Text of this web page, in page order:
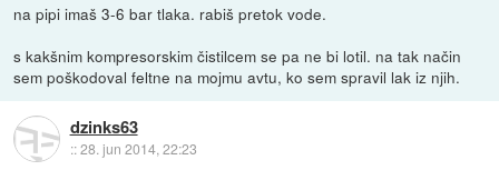
na pipi imaš 3-6 bar tlaka. rabiš pretok vode.
s kakšnim kompresorskim čistilcem se pa ne bi lotil. na tak način
sem poškodoval feltne na mojmu avtu, ko sem spravil lak iz njih.
dzinks63
::28. jun 2014, 22:23